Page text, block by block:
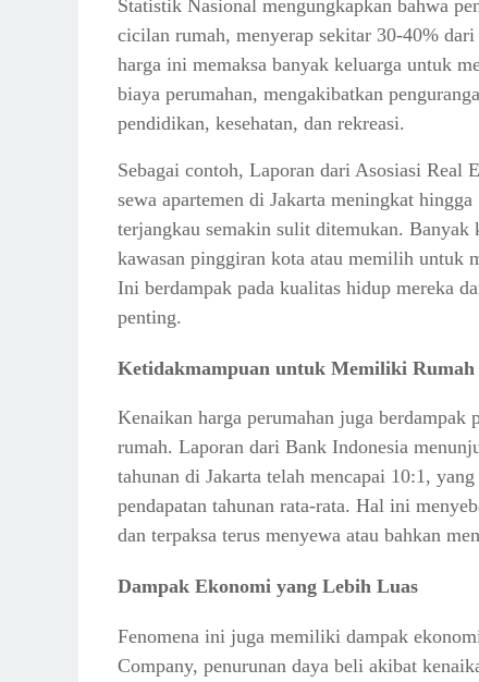
Statistik Nasional mengungkapkan bahwa
cicilan rumah, menyerap sekitar 30-40%
harga ini memaksa banyak keluarga untuk
biaya perumahan, mengakibatkan
pendidikan, kesehatan, dan rekreasi.
Sebagai contoh, Laporan dari Asosiasi Real
sewa apartemen di Jakarta meningkat
terjangkau semakin sulit ditemukan. Banyak
kawasan pinggiran kota atau memilih untuk
Ini berdampak pada kualitas hidup mereka
penting.
Ketidakmampuan untuk Memiliki Rumah
Kenaikan harga perumahan juga berdampak
rumah. Laporan dari Bank Indonesia
tahunan di Jakarta telah mencapai 10:1,
pendapatan tahunan rata-rata. Hal ini
dan terpaksa terus menyewa atau bahkan
Dampak Ekonomi yang Lebih Luas
Fenomena ini juga memiliki dampak
Company, penurunan daya beli akibat